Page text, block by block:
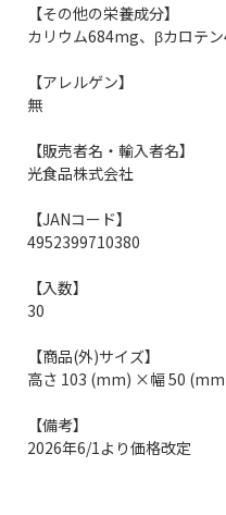
【その他の栄養成分】
カリウム684mg、βカロテ
【アレルゲン】
無
【販売者名・輸入者名】
光食品株式会社
【JANコード】
4952399710380
【入数】
30
【商品(外)サイズ】
高さ 103 (mm) ×幅 50
【備考】
2026年6/1より価格改定